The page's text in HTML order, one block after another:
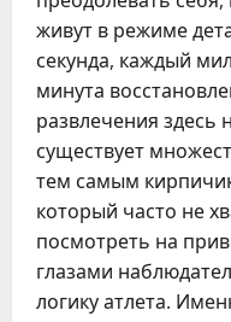
живут в режиме
секунда, каждый
минута
развлечения здесь
существует
тем самым
который часто не
посмотреть на
глазами
логику атлета.